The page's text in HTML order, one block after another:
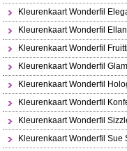
Kleurenkaart Wonderfil
Kleurenkaart Wonderfil
Kleurenkaart Wonderfil Fruitti
Kleurenkaart Wonderfil
Kleurenkaart Wonderfil
Kleurenkaart Wonderfil
Kleurenkaart Wonderfil
Kleurenkaart Wonderfil Sue